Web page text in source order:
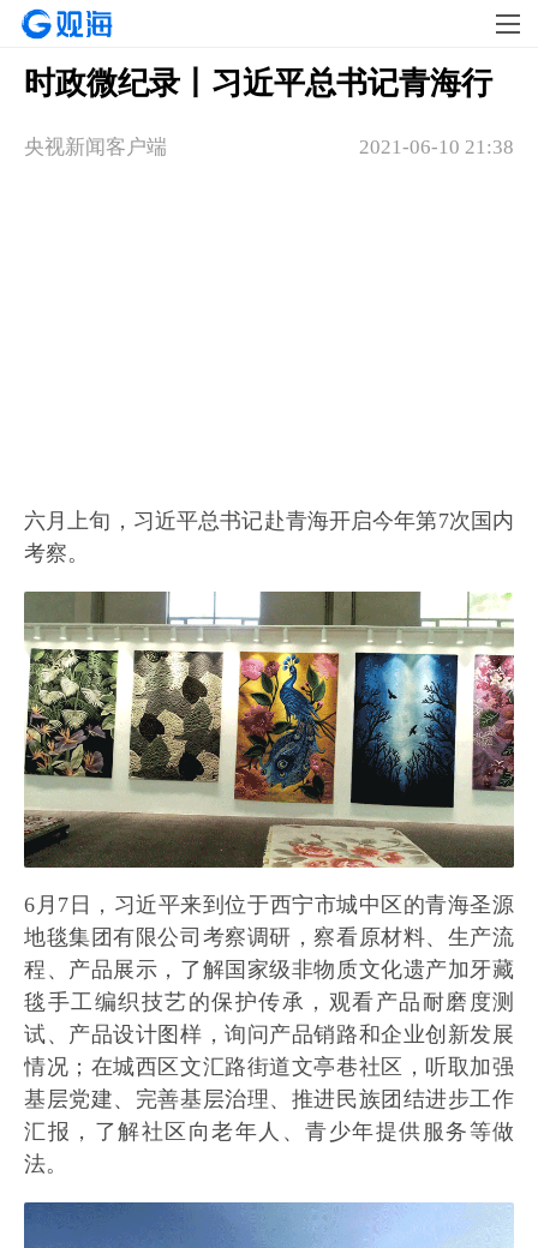
时政微纪录丨习近平总书记青海行
2021-06-10 21:38
​央视新闻客户端
六月上旬，习近平总书记赴青海开启今年第7次国内
考察。
6月7日，习近平来到位于西宁市城中区的青海圣源
地毯集团有限公司考察调研，察看原材料、生产流
程、产品展示，了解国家级非物质文化遗产加牙藏
毯手工编织技艺的保护传承，观看产品耐磨度测
试、产品设计图样，询问产品销路和企业创新发展
情况；在城西区文汇路街道文亭巷社区，听取加强
基层党建、完善基层治理、推进民族团结进步工作
汇报，了解社区向老年人、青少年提供服务等做
法。